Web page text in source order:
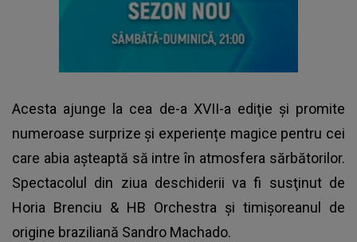
Acesta ajunge la cea de-a XVII-a ediţie și promite
numeroase surprize și experiențe magice pentru cei
care abia așteaptă să intre în atmosfera sărbătorilor.
Spectacolul din ziua deschiderii va fi susţinut de
Horia Brenciu & HB Orchestra şi timişoreanul de
origine braziliană Sandro Machado.